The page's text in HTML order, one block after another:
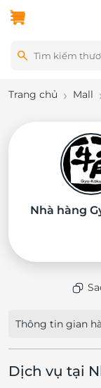
Trang chủ Mall
Nhà hàng
Thông tin gian
Dịch vụ tại